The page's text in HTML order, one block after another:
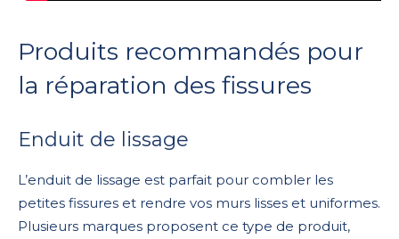
Produits recommandés pour
la réparation des fissures
Enduit de lissage
L’enduit de lissage est parfait pour combler les
petites fissures et rendre vos murs lisses et uniformes.
Plusieurs marques proposent ce type de produit,